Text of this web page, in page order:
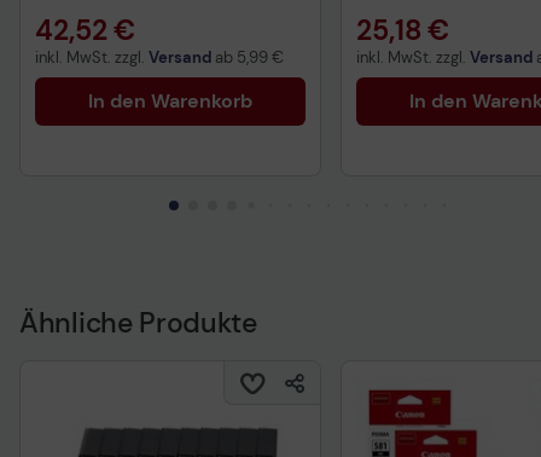
42,52 €
inkl. MwSt. zzgl. Versand ab 5,99 €
In den Warenkorb
25,18 €
inkl. MwSt. zzgl. Versand
In den
Ähnliche Produkte